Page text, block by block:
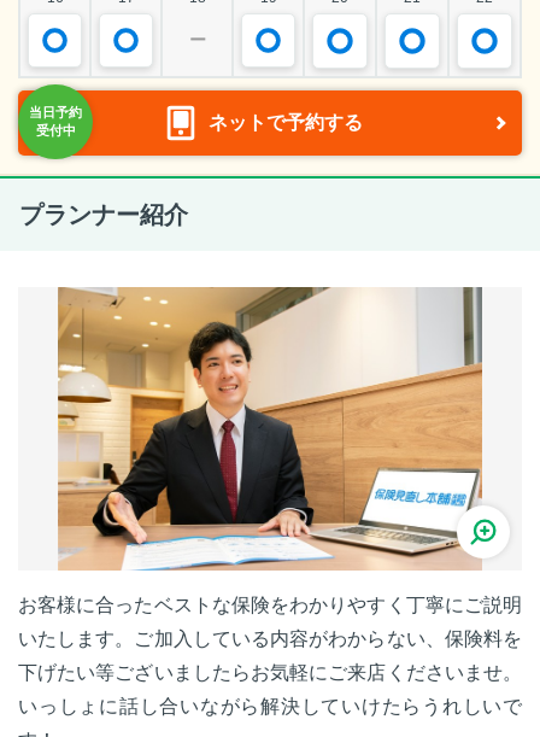
ー
ネットで予約する
プランナー紹介
お客様に合ったベストな保険をわかりやすく丁寧にご説明
いたします。ご加入している内容がわからない、保険料を
下げたい等ございましたらお気軽にご来店くださいませ。
いっしょに話し合いながら解決していけたらうれしいで